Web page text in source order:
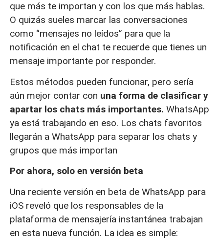
que más te importan y con los que más hablas.
O quizás sueles marcar las conversaciones
como “mensajes no leídos” para que la
notificación en el chat te recuerde que tienes un
mensaje importante por responder.
Estos métodos pueden funcionar, pero sería
aún mejor contar con una forma de clasificar y
apartar los chats más importantes. WhatsApp
ya está trabajando en eso. Los chats favoritos
llegarán a WhatsApp para separar los chats y
grupos que más importan
Por ahora, solo en versión beta
Una reciente versión en beta de WhatsApp para
iOS reveló que los responsables de la
plataforma de mensajería instantánea trabajan
en esta nueva función. La idea es simple: